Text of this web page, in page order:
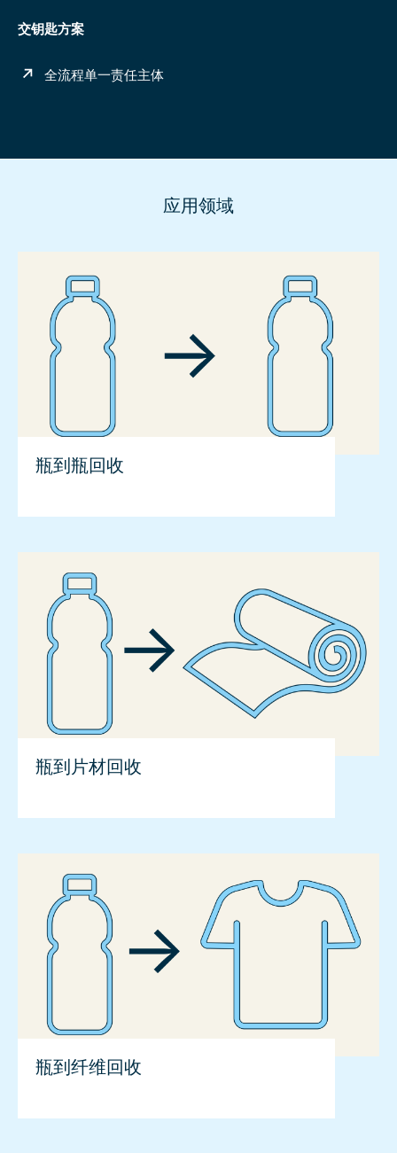
交钥匙方案
全流程单一责任主体
应用领域
瓶到瓶回收
瓶到片材回收
瓶到纤维回收